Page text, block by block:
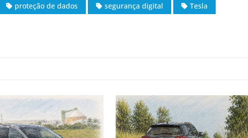
proteção de dados segurança digital
Tesla